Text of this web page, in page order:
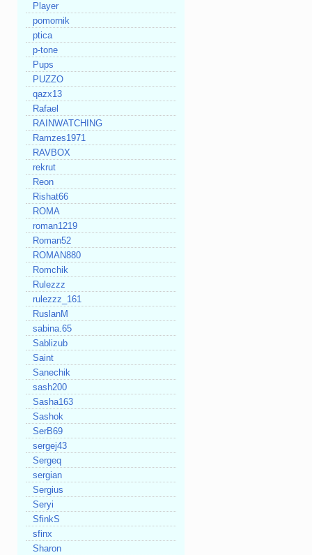
Player
pomornik
ptica
p-tone
Pups
PUZZO
qazx13
Rafael
RAINWATCHING
Ramzes1971
RAVBOX
rekrut
Reon
Rishat66
ROMA
roman1219
Roman52
ROMAN880
Romchik
Rulezzz
rulezzz_161
RuslanM
sabina.65
Sablizub
Saint
Sanechik
sash200
Sasha163
Sashok
SerB69
sergej43
Sergeq
sergian
Sergius
Seryi
SfinkS
sfinx
Sharon